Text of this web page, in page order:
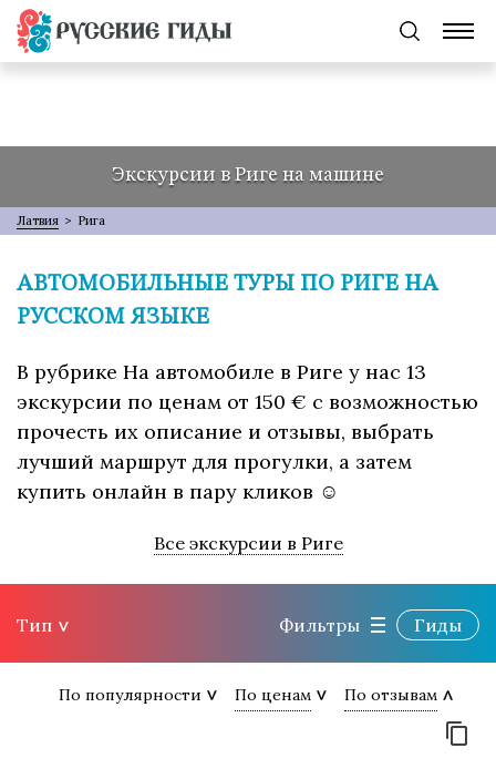
Экскурсии в Риге на машине
Латвия > Рига
АВТОМОБИЛЬНЫЕ ТУРЫ ПО РИГЕ НА
РУССКОМ ЯЗЫКЕ
В рубрике На автомобиле в Риге у нас 13
экскурсии по ценам от 150 € с возможностью
прочесть их описание и отзывы, выбрать
лучший маршрут для прогулки, а затем
купить онлайн в пару кликов ☺
Все экскурсии в Риге
Тип Фильтры Гиды
По популярности По ценам По отзывам